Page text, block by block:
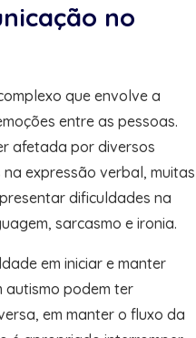
no
que envolve a
entre as pessoas.
afetada por diversos
expressão verbal, muitas
dificuldades na
sarcasmo e ironia.
em iniciar e manter
autismo podem ter
em manter o fluxo da